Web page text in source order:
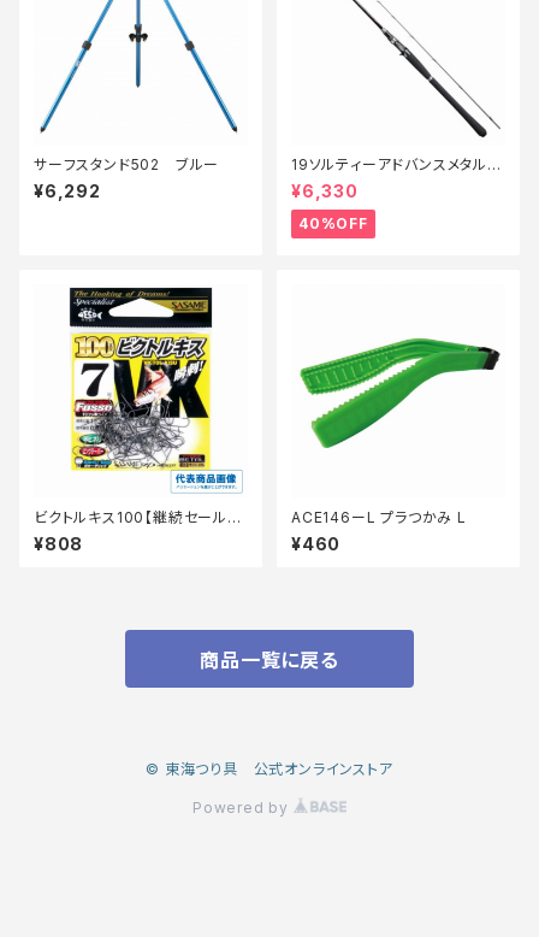
サーフスタンド502 ブルー
¥6,292
19ソルティーアドバンスメタルス
ッテ B66MLS【特価竿】【40】
¥6,330
40%OFF
ビクトルキス100【継続セール_
仕掛】
¥808
ACE146ーL プラつかみ L
¥460
商品一覧に戻る
© 東海つり具 公式オンラインストア
Powered by